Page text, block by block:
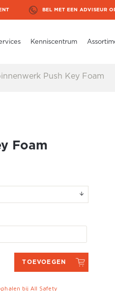
BEL MET EEN ADVISEUR
Kenniscentrum
Push Key Foam
Foam
TOEVOEGEN
bij All Safety